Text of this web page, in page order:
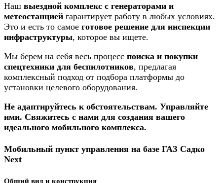
Наш выездной комплекс с генераторами и
метеостанцией гарантирует работу в любых условиях.
Это и есть то самое готовое решение для инспекции
инфраструктуры, которое вы ищете.
Мы берем на себя весь процесс поиска и покупки
спецтехники для беспилотников, предлагая
комплексный подход от подбора платформы до
установки целевого оборудования.
Не адаптируйтесь к обстоятельствам. Управляйте
ими. Свяжитесь с нами для создания вашего
идеального мобильного комплекса.
Мобильный пункт управления на базе ГАЗ Садко
Next
Общий вид и конструкция